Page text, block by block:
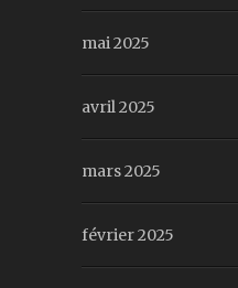
mai 2025
avril 2025
mars 2025
février 2025